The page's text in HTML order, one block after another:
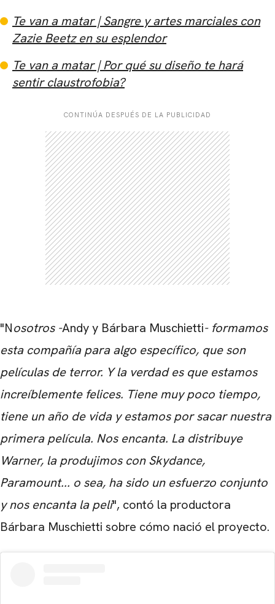
Te van a matar | Sangre y artes marciales con
Zazie Beetz en su esplendor
Te van a matar | Por qué su diseño te hará
sentir claustrofobia?
CONTINÚA DESPUÉS DE LA PUBLICIDAD
"Nosotros -Andy y Bárbara Muschietti- formamos
esta compañía para algo específico, que son
películas de terror. Y la verdad es que estamos
increíblemente felices. Tiene muy poco tiempo,
tiene un año de vida y estamos por sacar nuestra
primera película. Nos encanta. La distribuye
Warner, la produjimos con Skydance,
Paramount... o sea, ha sido un esfuerzo conjunto
y nos encanta la peli", contó la productora
Bárbara Muschietti sobre cómo nació el proyecto.